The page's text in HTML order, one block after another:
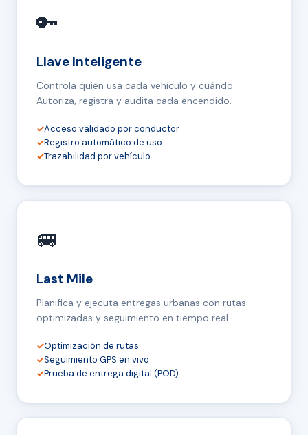
🔑
Llave Inteligente
Controla quién usa cada vehículo y cuándo.
Autoriza, registra y audita cada encendido.
✓Acceso validado por conductor
✓Registro automático de uso
✓Trazabilidad por vehículo
🚐
Last Mile
Planifica y ejecuta entregas urbanas con rutas
optimizadas y seguimiento en tiempo real.
✓Optimización de rutas
✓Seguimiento GPS en vivo
✓Prueba de entrega digital (POD)